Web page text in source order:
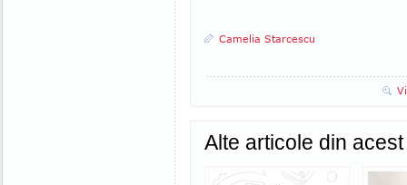
Camelia Starcescu
Alte articole din